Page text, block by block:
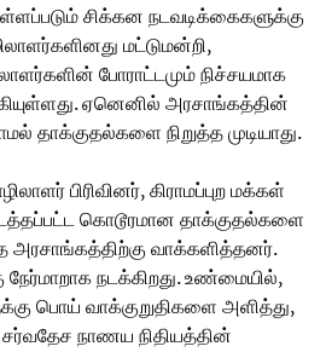
சிக்கன நடவடிக்கைகளுக்கு
மட்டுமன்றி,
போராட்டமும் நிச்சயமாக
ஏனெனில் அரசாங்கத்தின்
தாக்குதல்களை நிறுத்த முடியாது.
பிரிவினர், கிராமப்புற மக்கள்
கொடூரமான தாக்குதல்களை
அரசாங்கத்திற்கு வாக்களித்தனர்.
நடக்கிறது. உண்மையில்,
பொய் வாக்குறுதிகளை அளித்து,
நாணய நிதியத்தின்